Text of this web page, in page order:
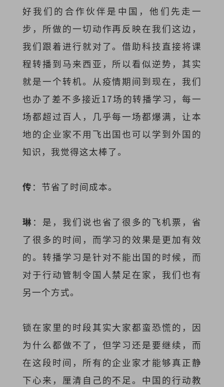
好我们的合作伙伴是中国，他们先走一
步，所做的一切动作再反映在我们这边，
我们跟着进行就对了。借助科技直接将课
程转播到马来西亚，所以看似逆势，其实
就是一个转机。从疫情期间到现在，我们
也办了差不多接近17场的转播学习，每一
场都超过百人，几乎每一场都爆满，让本
地的企业家不用飞出国也可以学到外国的
知识，我觉得这太棒了。
传 ：节省了时间成本。
琳 ：是，我们说也省了很多的飞机票，省
了很多的时间，而学习的效果是更加有效
的。转播学习是针对不能出国的时候，而
对于行动管制令国人禁足在家，我们也有
另一个方式。
锁在家里的时段其实大家都蛮恐慌的，因
为什么都做不了，但学习还是要继续，而
在这段时间，所有的企业家才能够真正静
下心来，厘清自己的不足。中国的行动教